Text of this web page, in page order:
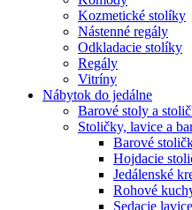
Kozmetické stolíky
Nástenné regály
Odkladacie stolíky
Regály
Vitríny
Nábytok do jedálne
Barové stoly a
Stoličky, lavice a
Barové
Hojdacie
Jedálenské
Rohové
Sedacie